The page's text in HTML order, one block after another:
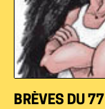
BRÈVES DU 77